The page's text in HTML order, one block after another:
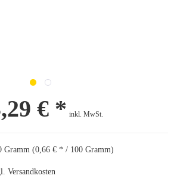
€ * inkl. MwSt.
Gramm (0,66 € * / 100 Gramm)
Versandkosten